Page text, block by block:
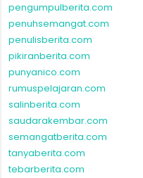
pengumpulberita.com
penuhsemangat.com
penulisberita.com
pikiranberita.com
punyanico.com
rumuspelajaran.com
salinberita.com
saudarakembar.com
semangatberita.com
tanyaberita.com
tebarberita.com